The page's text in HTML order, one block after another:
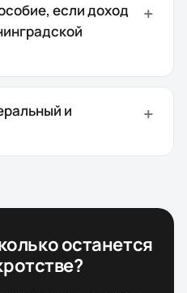
если доход
и
останется